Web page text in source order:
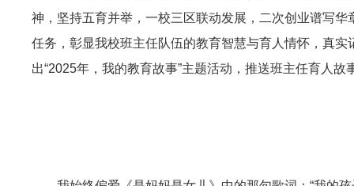
神，坚持五育并举，一校三区联动发展，二次创业谱写
任务，彰显我校班主任队伍的教育智慧与育人情怀，真
出“2025年，我的教育故事”主题活动，推送班主任育人故